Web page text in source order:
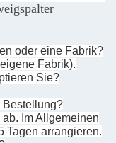
oder eine Fabrik?
Fabrik).
Sie?
Bestellung?
Im Allgemeinen
Tagen arrangieren.